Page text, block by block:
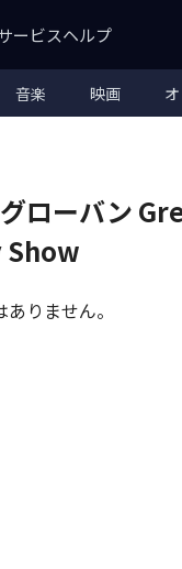
ービスヘルプ
音楽 映画
ローバン
Show
りません。